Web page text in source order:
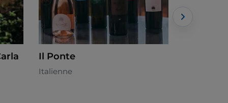
Il Ponte
Italienne